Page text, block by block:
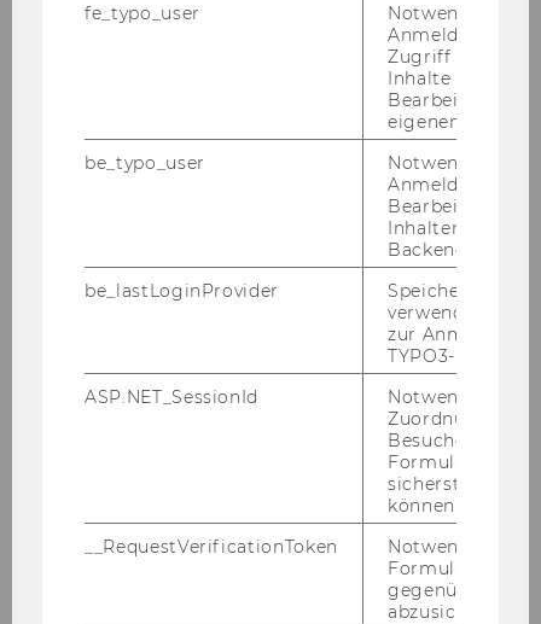
fe_typo_user
Notwendig für
Anmeldung und
Zugriff auf
Inhalte oder zur
Bearbeitung des
eigenen Profils.
be_typo_user
Notwendig für
Anmeldung und
Bearbeitung von
Inhalten im
Backend.
be_lastLoginProvider
Speichert die
verwendete
zur Anmeldung
TYPO3-Backend.
ASP.NET_SessionId
Notwendig, um
Zuordnung von
Besucher zu
sicherstellen zu
können.
__RequestVerificationToken
Notwendig, um
gegenüber
abzusichern.